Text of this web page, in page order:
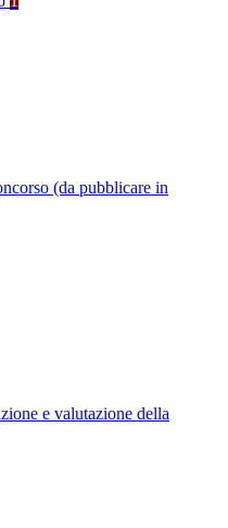
(da pubblicare in
e valutazione della